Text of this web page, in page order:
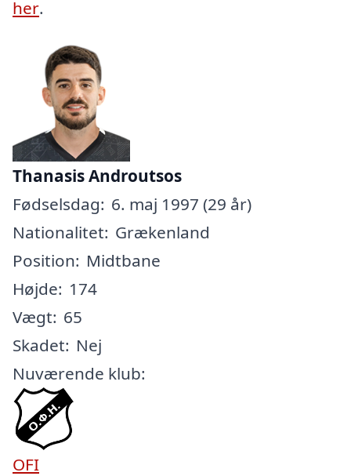
her.
Thanasis Androutsos
Fødselsdag: 6. maj 1997 (29 år)
Nationalitet: Grækenland
Position: Midtbane
Højde: 174
Vægt: 65
Skadet: Nej
Nuværende klub:
OFI